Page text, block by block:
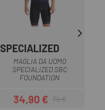
SPECIALIZED
MAGLIA DA UOMO
SPECIALIZED SBC
FOUNDATION
Prezzo
34,90 €Prezzo base
79 €